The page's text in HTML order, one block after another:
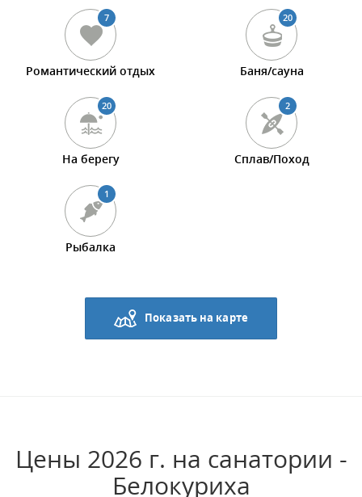
7
Романтический отдых
20
Баня/сауна
20
На берегу
2
Сплав/Поход
1
Рыбалка
Показать на карте
Цены 2026 г. на санатории -
Белокуриха